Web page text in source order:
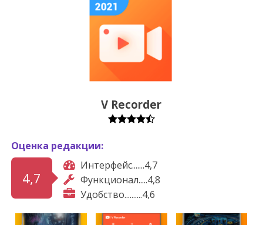
V Recorder
Оценка редакции:
4,7
Интерфейс.......4,7
Функционал.....4,8
Удобство..........4,6